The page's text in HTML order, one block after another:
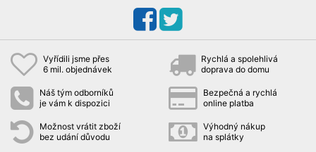
Vyřídili jsme přes
6 mil. objednávek
Rychlá a spolehlivá
doprava do domu
Náš tým odborníků
je vám k dispozici
Bezpečná a rychlá
online platba
Možnost vrátit zboží
bez udání důvodu
Výhodný nákup
na splátky